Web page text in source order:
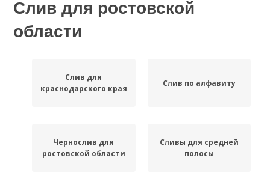
Слив для ростовской
области
Слив для
краснодарского края
Слив по алфавиту
Чернослив для
ростовской области
Сливы для средней
полосы